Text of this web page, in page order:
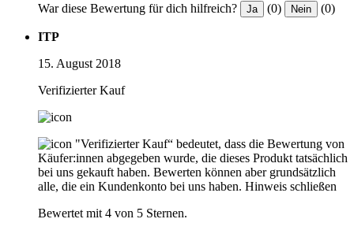
War diese Bewertung für dich hilfreich? Ja (0) Nein (0)
ITP
15. August 2018
Verifizierter Kauf
"Verifizierter Kauf“ bedeutet, dass die Bewertung von
Käufer:innen abgegeben wurde, die dieses Produkt tatsächlich
bei uns gekauft haben. Bewerten können aber grundsätzlich
alle, die ein Kundenkonto bei uns haben. Hinweis schließen
Bewertet mit 4 von 5 Sternen.